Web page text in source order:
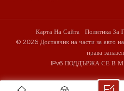
Карта На Сайта Политика За
© 2026 Доставчик на части за авто
права
IPv6 ПОДДЪРЖА СЕ В